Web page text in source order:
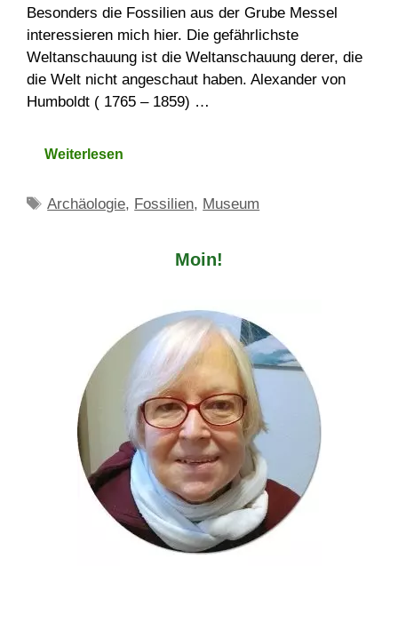
Besonders die Fossilien aus der Grube Messel
interessieren mich hier. Die gefährlichste
Weltanschauung ist die Weltanschauung derer, die
die Welt nicht angeschaut haben. Alexander von
Humboldt ( 1765 – 1859) …
Weiterlesen
Schlagwörter
Archäologie, Fossilien, Museum
Moin!